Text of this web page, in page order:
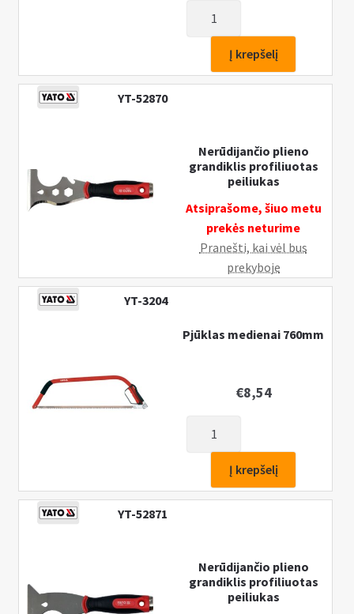
medžiui
tefloninis
YATO
Į krepšelį
YT-52870
Nerūdijančio plieno
grandiklis profiliuotas
peiliukas
Atsiprašome, šiuo metu
prekės neturime
Pranešti, kai vėl bus
prekyboje
YT-3204
Pjūklas medienai 760mm
€8,54
medienai
760mm
Į krepšelį
YT-52871
Nerūdijančio plieno
grandiklis profiliuotas
peiliukas